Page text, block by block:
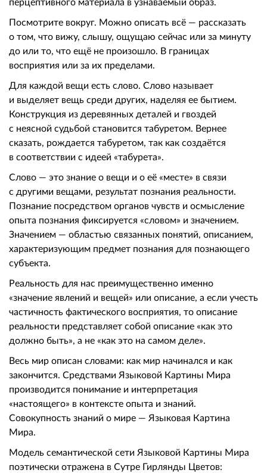
Посмотрите вокруг. Можно описать всё — рассказать
о том, что вижу, слышу, ощущаю сейчас или за минуту
до или то, что ещё не произошло. В границах
восприятия или за их пределами.
Для каждой вещи есть слово. Слово называет
и выделяет вещь среди других, наделяя ее бытием.
Конструкция из деревянных деталей и гвоздей
с неясной судьбой становится табуретом. Вернее
сказать, рождается табуретом, так как создаётся
в соответствии с идеей «табурета».
Слово — это знание о вещи и о её «месте» в связи
с другими вещами, результат познания реальности.
Познание посредством органов чувств и осмысление
опыта познания фиксируется «словом» и значением.
Значением — областью связанных понятий, описанием,
характеризующим предмет познания для познающего
субъекта.
Реальность для нас преимущественно именно
«значение явлений и вещей» или описание, а если учесть
частичность фактического восприятия, то описание
реальности представляет собой описание «как это
должно быть», а не «как это на самом деле».
Весь мир описан словами: как мир начинался и как
закончится. Средствами Языковой Картины Мира
производится понимание и интерпретация
«настоящего» в контексте опыта и знаний.
Совокупность знаний о мире — Языковая Картина
Мира.
Модель семантической сети Языковой Картины Мира
поэтически отражена в Сутре Гирлянды Цветов: